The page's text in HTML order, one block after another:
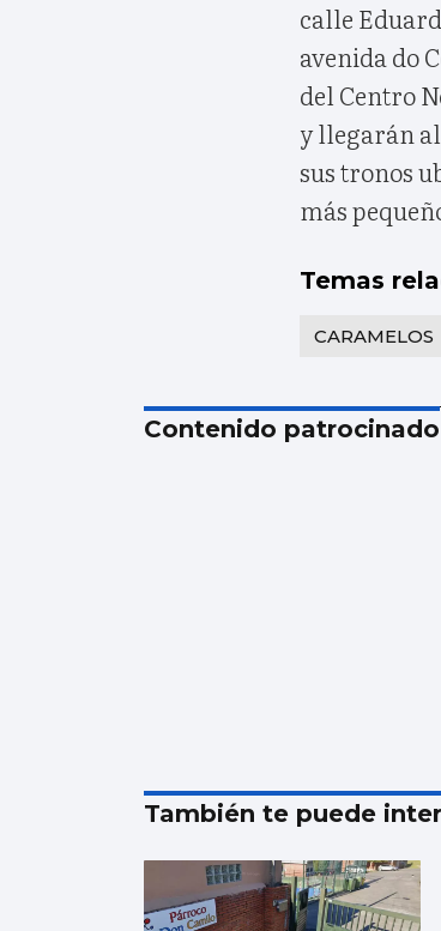
calle
avenida do
del Centro
y llegarán
sus tronos
más
Temas
CARAMELOS
Contenido patrocinado
También te puede